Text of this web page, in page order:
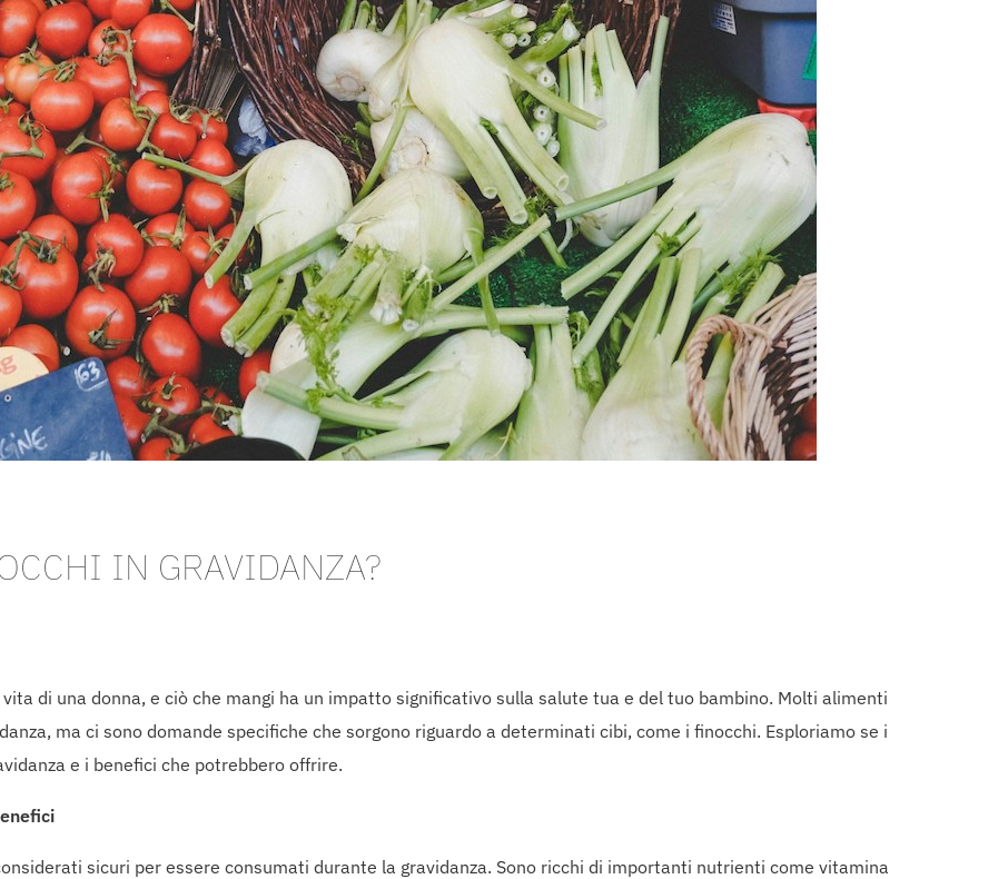
IN GRAVIDANZA?
di una donna, e ciò che mangi ha un impatto significativo sulla salute tua e del tuo bambino. Molti alimenti
ma ci sono domande specifiche che sorgono riguardo a determinati cibi, come i finocchi. Esploriamo se i
e i benefici che potrebbero offrire.
sicuri per essere consumati durante la gravidanza. Sono ricchi di importanti nutrienti come vitamina